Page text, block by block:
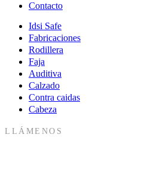
Contacto
Idsi Safe
Fabricaciones
Rodillera
Faja
Auditiva
Calzado
Contra caidas
Cabeza
LLÁMENOS